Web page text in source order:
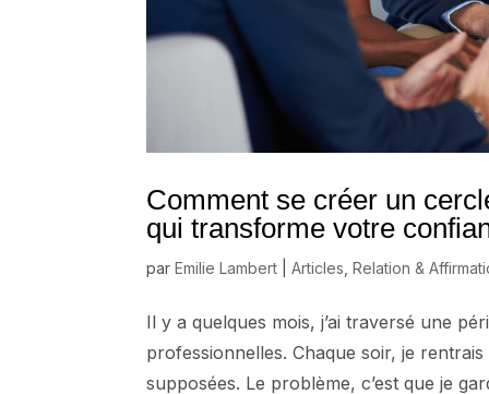
Comment se créer un
qui transforme votre
parEmilie Lambert |Articles ,Relation &
Il y a quelques mois, j’ai traversé une
professionnelles. Chaque soir, je
supposées. Le problème, c’est que je